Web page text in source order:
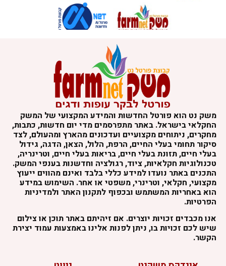
משק נט הוא פורטל החדשות והמידע המקצועי של המשק
החקלאי בישראל. באתר מתפרסמים מדי יום חדשות, כתבות,
מחקרים, ניתוחים מקצועיים ועדכונים מהארץ ומהעולם, לצד
סיקור תחומי בעלי החיים, הרפת, הלול, הצאן, הדגה, גידול
בעלי חיים, תזונת בעלי חיים, בריאות בעלי חיים, וטרינריה,
טכנולוגיות חקלאיות, ציוד, רגולציה וחדשנות בענפי המשק.
התכנים באתר נועדו למידע כללי בלבד ואינם מהווים ייעוץ
מקצועי, חקלאי, וטרינרי, משפטי או אחר. השימוש במידע
הוא באחריות המשתמש ובכפוף לתקנון האתר ולמדיניות
הפרטיות.
אנו מכבדים זכויות יוצרים. אם זיהיתם באתר תוכן או צילום
שיש לכם זכויות בו, ניתן לפנות אלינו באמצעות עמוד יצירת
הקשר.